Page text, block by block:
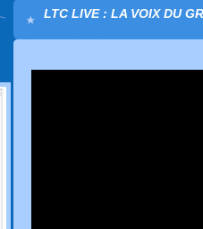
LTC LIVE : LA VOIX DU